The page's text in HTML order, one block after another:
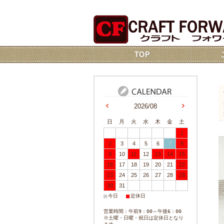
TOP
2026/08
日 月 火 水 木 金
土
1
2
3 4 5 6 7
8
9
10 11 12 13 14
15
16
17 18 19 20 21
22
23
24 25 26 27 28
29
30
31
■今日 ■定休日
営業時間：午前9：00～午後6：00
※土曜・日曜・祝日は定休日となり